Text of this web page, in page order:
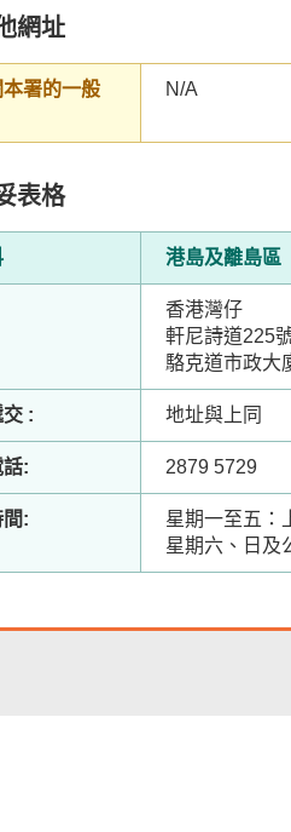
網址
署的一般
N/A
表格
港島及離島區
香港灣仔
軒尼詩道225
駱克道市政大
: 地址與上同
: 2879 5729
:
星期一至五：
星期六、日及